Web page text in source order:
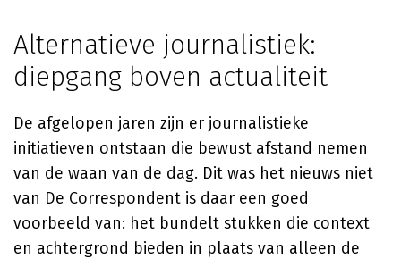
Alternatieve journalistiek:
diepgang boven actualiteit
De afgelopen jaren zijn er journalistieke
initiatieven ontstaan die bewust afstand nemen
van de waan van de dag. Dit was het nieuws niet
van De Correspondent is daar een goed
voorbeeld van: het bundelt stukken die context
en achtergrond bieden in plaats van alleen de